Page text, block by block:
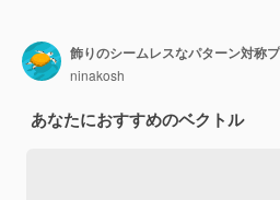
ninakosh
あなたにおすすめのベクトル